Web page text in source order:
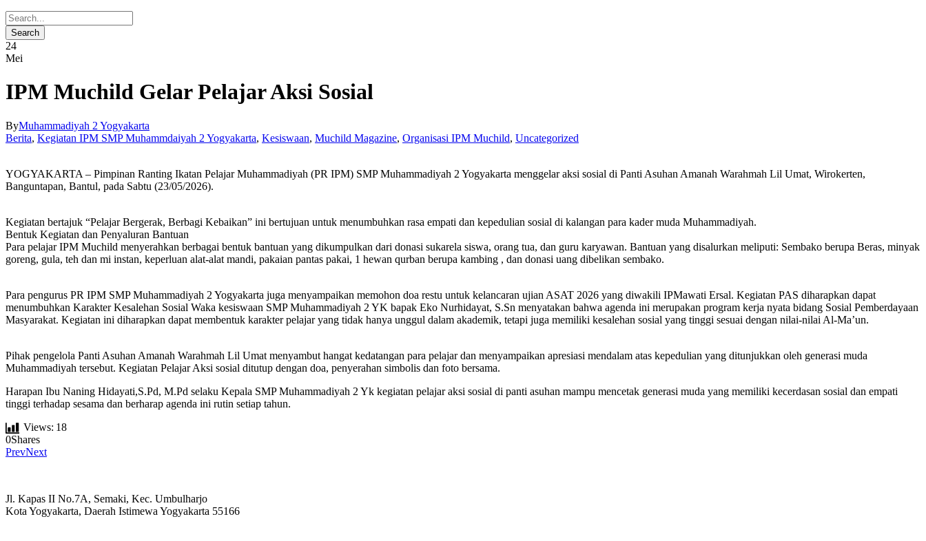
24
Mei
IPM Muchild Gelar Pelajar Aksi Sosial
ByMuhammadiyah 2 Yogyakarta
Berita, Kegiatan IPM SMP Muhammdaiyah 2 Yogyakarta, Kesiswaan, Muchild Magazine, Organisasi IPM Muchild, Uncategorized
YOGYAKARTA – Pimpinan Ranting Ikatan Pelajar Muhammadiyah (PR IPM) SMP Muhammadiyah 2 Yogyakarta menggelar aksi sosial di Panti Asuhan Amanah Warahmah Lil Umat, Wirokerten,
Banguntapan, Bantul, pada Sabtu (23/05/2026).
Kegiatan bertajuk “Pelajar Bergerak, Berbagi Kebaikan” ini bertujuan untuk menumbuhkan rasa empati dan kepedulian sosial di kalangan para kader muda Muhammadiyah.
Bentuk Kegiatan dan Penyaluran Bantuan
Para pelajar IPM Muchild menyerahkan berbagai bentuk bantuan yang dikumpulkan dari donasi sukarela siswa, orang tua, dan guru karyawan. Bantuan yang disalurkan meliputi: Sembako berupa Beras, minyak
goreng, gula, teh dan mi instan, keperluan alat-alat mandi, pakaian pantas pakai, 1 hewan qurban berupa kambing , dan donasi uang dibelikan sembako.
Para pengurus PR IPM SMP Muhammadiyah 2 Yogyakarta juga menyampaikan memohon doa restu untuk kelancaran ujian ASAT 2026 yang diwakili IPMawati Ersal. Kegiatan PAS diharapkan dapat
menumbuhkan Karakter Kesalehan Sosial Waka kesiswaan SMP Muhammadiyah 2 YK bapak Eko Nurhidayat, S.Sn menyatakan bahwa agenda ini merupakan program kerja nyata bidang Sosial Pemberdayaan
Masyarakat. Kegiatan ini diharapkan dapat membentuk karakter pelajar yang tidak hanya unggul dalam akademik, tetapi juga memiliki kesalehan sosial yang tinggi sesuai dengan nilai-nilai Al-Ma’un.
Pihak pengelola Panti Asuhan Amanah Warahmah Lil Umat menyambut hangat kedatangan para pelajar dan menyampaikan apresiasi mendalam atas kepedulian yang ditunjukkan oleh generasi muda
Muhammadiyah tersebut. Kegiatan Pelajar Aksi sosial ditutup dengan doa, penyerahan simbolis dan foto bersama.
Harapan Ibu Naning Hidayati,S.Pd, M.Pd selaku Kepala SMP Muhammadiyah 2 Yk kegiatan pelajar aksi sosial di panti asuhan mampu mencetak generasi muda yang memiliki kecerdasan sosial dan empati
tinggi terhadap sesama dan berharap agenda ini rutin setiap tahun.
Views: 18
0Shares
PrevNext
Jl. Kapas II No.7A, Semaki, Kec. Umbulharjo
Kota Yogyakarta, Daerah Istimewa Yogyakarta 55166